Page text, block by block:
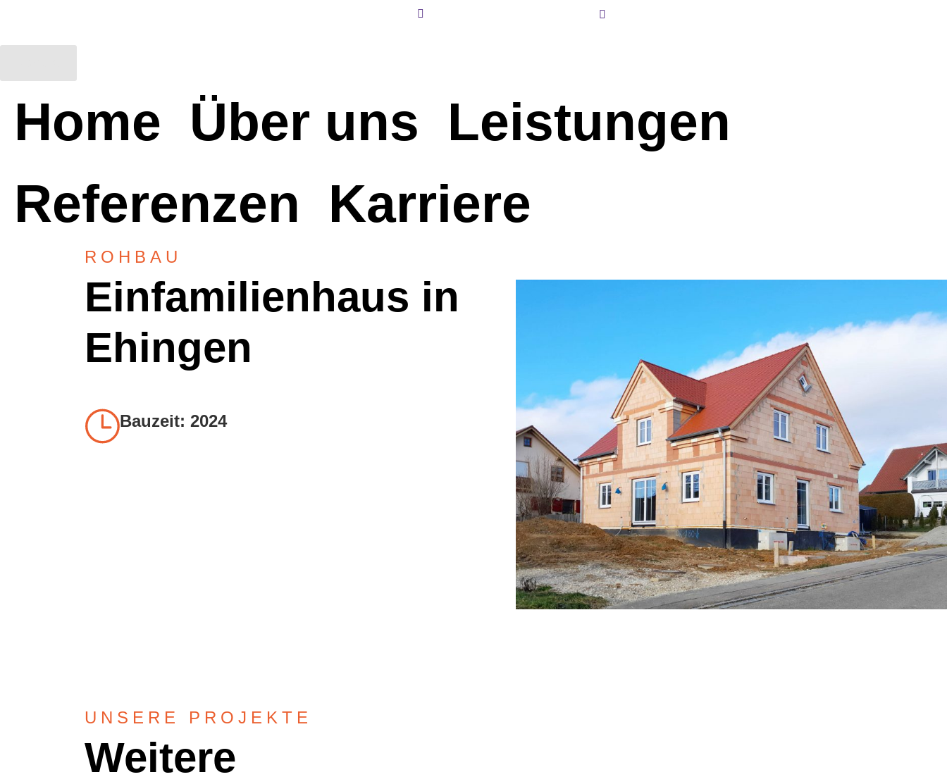
Home Über uns Leistungen
Referenzen Karriere
ROHBAU
Einfamilienhaus in
Ehingen
Bauzeit: 2024
UNSERE PROJEKTE
Weitere